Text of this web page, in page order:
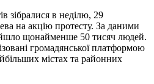
зібралися в неділю, 29
на акцію протесту. За даними
щонайменше 50 тисяч людей.
громадянської платформою
містах та районних